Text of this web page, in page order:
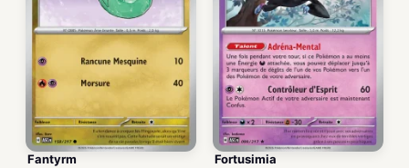
Fantyrm Fortusimia